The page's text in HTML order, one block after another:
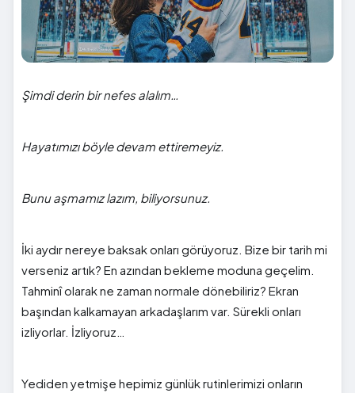
Şimdi derin bir nefes alalım…
Hayatımızı böyle devam ettiremeyiz.
Bunu aşmamız lazım, biliyorsunuz.
İki aydır nereye baksak onları görüyoruz. Bize bir tarih mi
verseniz artık? En azından bekleme moduna geçelim.
Tahminî olarak ne zaman normale dönebiliriz? Ekran
başından kalkamayan arkadaşlarım var. Sürekli onları
izliyorlar. İzliyoruz…
Yediden yetmişe hepimiz günlük rutinlerimizi onların